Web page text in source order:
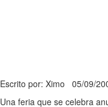
Escrito por: Ximo 05/09/
Una feria que se celebra